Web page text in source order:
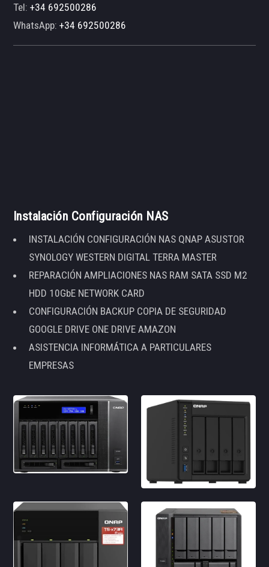
Tel:+34 692500286
WhatsApp:+34 692500286
Instalación Configuración NAS
INSTALACIÓN CONFIGURACIÓN NAS QNAP ASUSTOR
SYNOLOGY WESTERN DIGITAL TERRA MASTER
REPARACIÓN AMPLIACIONES NAS RAM SATA SSD M2
HDD 10GbE NETWORK CARD
CONFIGURACIÓN BACKUP COPIA DE SEGURIDAD
GOOGLE DRIVE ONE DRIVE AMAZON
ASISTENCIA INFORMÁTICA A PARTICULARES
EMPRESAS